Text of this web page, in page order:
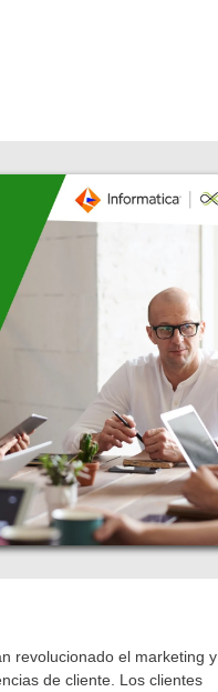
revolucionado el marketing y
de cliente. Los clientes